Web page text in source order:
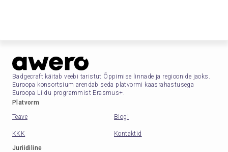
Badgecraft käitab veebi taristut Õppimise linnade ja regioonide jaoks.
Euroopa konsortsium arendab seda platvormi kaasrahastusega
Euroopa Liidu programmist Erasmus+.
Platvorm
Teave
Blogi
KKK
Kontaktid
Juriidiline